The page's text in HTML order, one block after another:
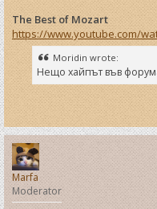
The Best of Mozart
https://www.youtube.com/
Moridin wrote:
Нещо хайпът във
Marfa
Moderator